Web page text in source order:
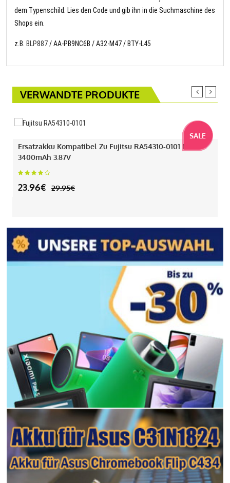
dem Typenschild. Lies den Code und gib ihn in die Suchmaschine des
Shops ein.
z.B. BLP887/ AA-PB9NC6B / A32-M47 / BTY-L45
VERWANDTE PRODUKTE
SALE
Ersatzakku Kompatibel Zu Fujitsu RA54310-0101 Mit
3400mAh 3.87V
23.96€ 29.95€